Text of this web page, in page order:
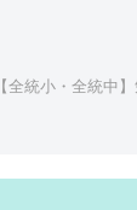
【全統小・全統中